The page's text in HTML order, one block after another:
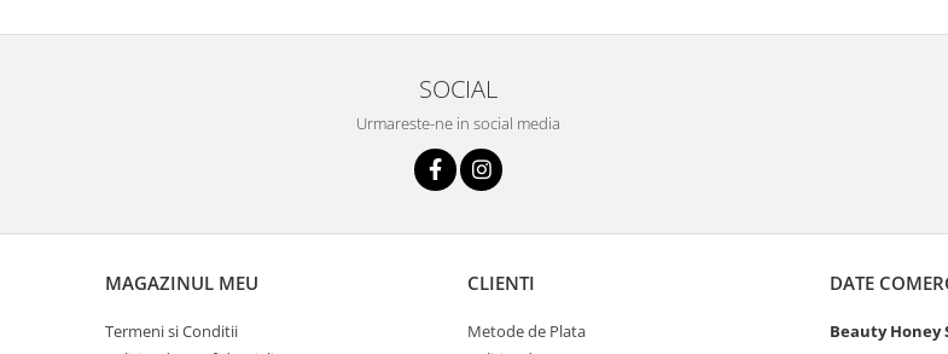
SOCIAL
Urmareste-ne in social media
MAGAZINUL MEU
Termeni si Conditii
CLIENTI
Metode de Plata
DATE
Beauty Honey